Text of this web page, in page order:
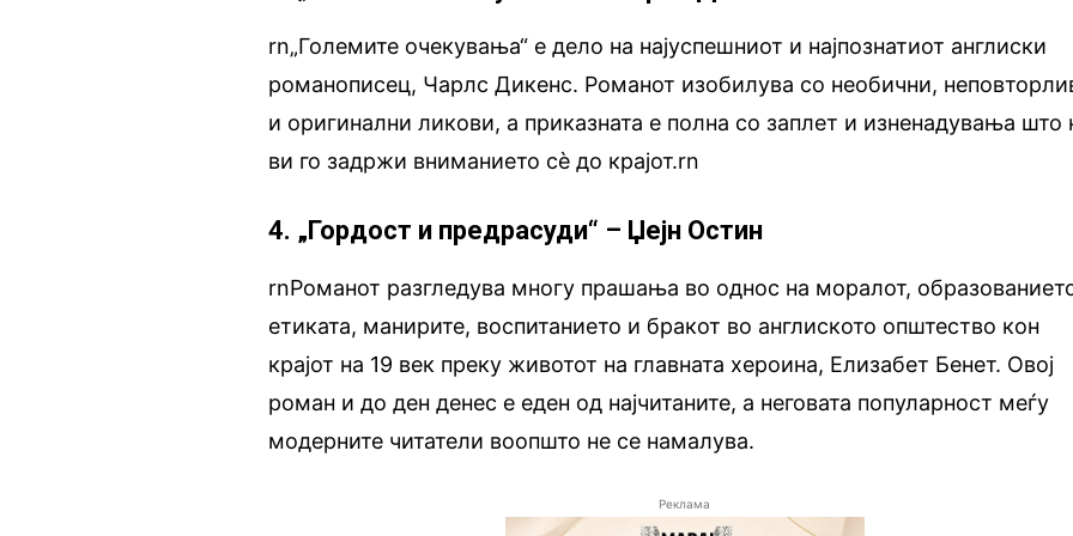
rn„Големите очекувања“ е дело на најуспешниот и најпознатиот англиски
романописец, Чарлс Дикенс. Романот изобилува со необични,
и оригинални ликови, а приказната е полна со заплет и изненадувања што
ви го задржи вниманието сè до крајот.rn
4. „Гордост и предрасуди“ – Џејн Остин
rnРоманот разгледува многу прашања во однос на моралот,
етиката, манирите, воспитанието и бракот во англиското општество кон
крајот на 19 век преку животот на главната хероина, Елизабет Бенет. Овој
роман и до ден денес е еден од најчитаните, а неговата популарност меѓу
модерните читатели воопшто не се намалува.
Реклама